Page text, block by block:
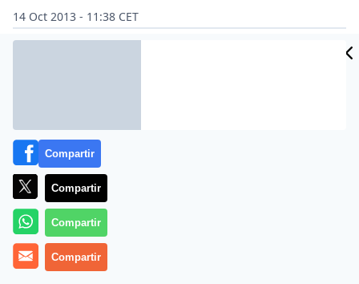
14 Oct 2013 - 11:38 CET
Archivado en:
Compartir
Compartir
Compartir
Compartir